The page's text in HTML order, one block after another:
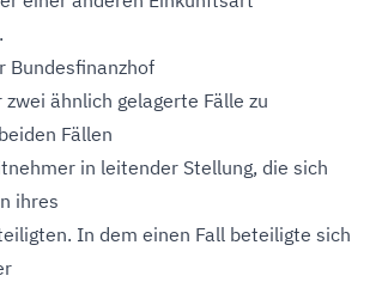
Bundesfinanzhof
ähnlich gelagerte Fälle zu
Fällen
in leitender Stellung, die sich
ihres
In dem einen Fall beteiligte sich